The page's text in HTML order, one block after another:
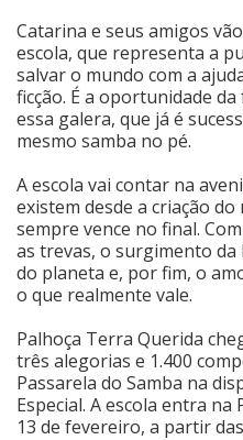
Cinema
Agenda Cultural
Anuncie
Fale Conosco
Catarina e seus amigos
escola, que representa a
salvar o mundo com a
ficção. É a oportunidade
essa galera, que já é
mesmo samba no pé.
A escola vai contar na
existem desde a criação
sempre vence no final.
as trevas, o surgimento da
do planeta e, por fim, o
o que realmente vale.
Palhoça Terra Querida
três alegorias e 1.400
Passarela do Samba na
Especial. A escola entra
13 de fevereiro, a partir